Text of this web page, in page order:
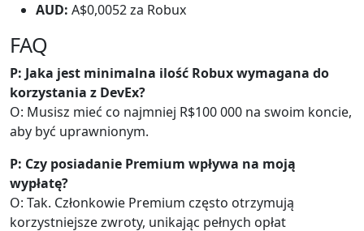
AUD: A$0,0052 za Robux
FAQ
P: Jaka jest minimalna ilość Robux wymagana do
korzystania z DevEx?
O: Musisz mieć co najmniej R$100 000 na swoim koncie,
aby być uprawnionym.
P: Czy posiadanie Premium wpływa na moją
wypłatę?
O: Tak. Członkowie Premium często otrzymują
korzystniejsze zwroty, unikając pełnych opłat